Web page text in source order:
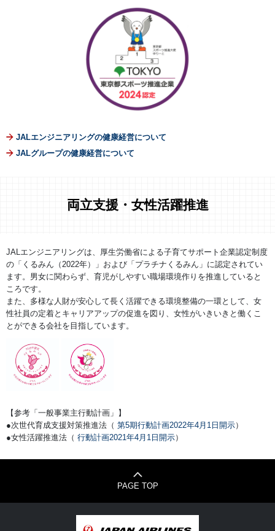
JALエンジニアリングの健康経営について
JALグループの健康経営について
両立支援・女性活躍推進
JALエンジニアリングは、厚生労働省による子育てサポート企業認定制度
の「くるみん（2022年）」および「プラチナくるみん」に認定されてい
ます。男女に関わらず、育児がしやすい職場環境作りを推進していると
ころです。
また、多様な人財が安心して長く活躍できる環境整備の一環として、女
性社員の定着とキャリアアップの促進を図り、女性がいきいきと働くこ
とができる会社を目指しています。
【参考「一般事業主行動計画」】
●次世代育成支援対策推進法（ 第5期行動計画2022年4月1日開示）
●女性活躍推進法（ 行動計画2021年4月1日開示）
PAGE TOP